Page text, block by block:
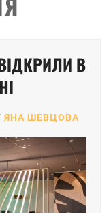
В
ЯНА ШЕВЦОВА